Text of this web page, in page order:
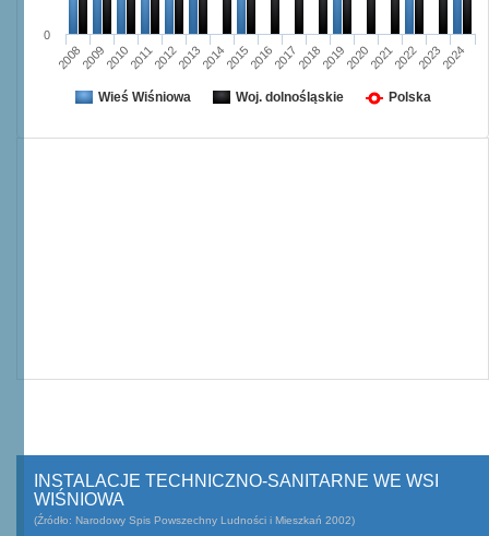
20082009201020112012201320142015201620172018201920202021202220232024
0
Wieś Wiśniowa Woj. dolnośląskie Polska
INSTALACJE TECHNICZNO-SANITARNE WE WSI
WIŚNIOWA
(Źródło: Narodowy Spis Powszechny Ludności i Mieszkań 2002)